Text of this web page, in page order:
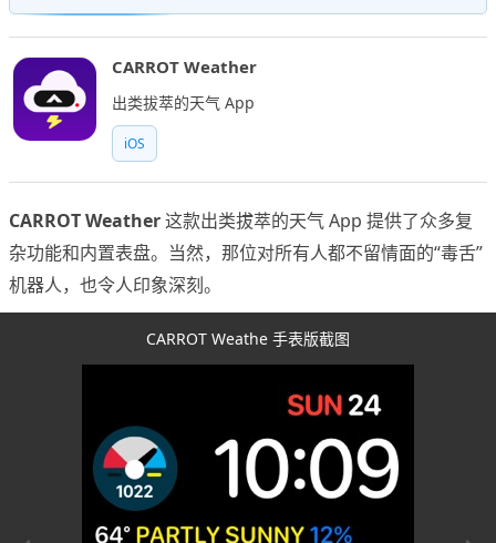
CARROT Weather
出类拔萃的天气 App
iOS
CARROT Weather这款出类拔萃的天气 App 提供了众多复
杂功能和内置表盘。当然，那位对所有人都不留情面的“毒舌”
机器人，也令人印象深刻。
CARROT Weathe 手表版截图